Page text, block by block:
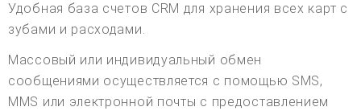
Удобная база счетов CRM для хранения всех карт с
зубами и расходами.
Массовый или индивидуальный обмен
сообщениями осуществляется с помощью SMS,
MMS или электронной почты с предоставлением